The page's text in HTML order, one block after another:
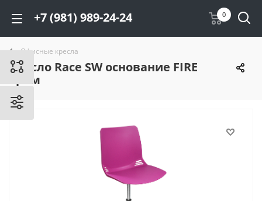
+7 (981) 989-24-24 0
Офисные кресла
Кресло Race SW основание FIRE
хром